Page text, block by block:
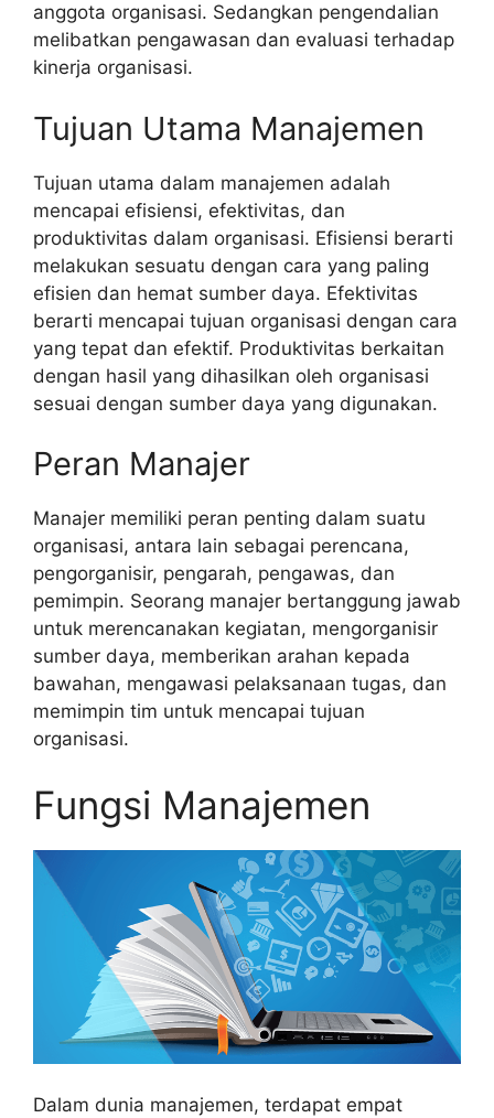
anggota organisasi. Sedangkan pengendalian
melibatkan pengawasan dan evaluasi terhadap
kinerja organisasi.
Tujuan Utama Manajemen
Tujuan utama dalam manajemen adalah
mencapai efisiensi, efektivitas, dan
produktivitas dalam organisasi. Efisiensi berarti
melakukan sesuatu dengan cara yang paling
efisien dan hemat sumber daya. Efektivitas
berarti mencapai tujuan organisasi dengan cara
yang tepat dan efektif. Produktivitas berkaitan
dengan hasil yang dihasilkan oleh organisasi
sesuai dengan sumber daya yang digunakan.
Peran Manajer
Manajer memiliki peran penting dalam suatu
organisasi, antara lain sebagai perencana,
pengorganisir, pengarah, pengawas, dan
pemimpin. Seorang manajer bertanggung jawab
untuk merencanakan kegiatan, mengorganisir
sumber daya, memberikan arahan kepada
bawahan, mengawasi pelaksanaan tugas, dan
memimpin tim untuk mencapai tujuan
organisasi.
Fungsi Manajemen
Dalam dunia manajemen, terdapat empat